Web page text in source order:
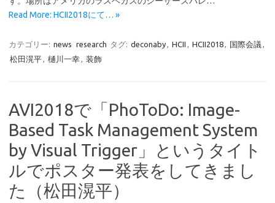
Read More: HCII2018にて… »
カテゴリー: news research タグ: deconaby HCII HCII2018 国際会議
松田滉平
樋川一幸 装飾
AVI2018で「PhoToDo: Image-
Based Task Management System
by Visual Trigger」というタイト
ルでポスター発表をしてきまし
た（松田滉平）